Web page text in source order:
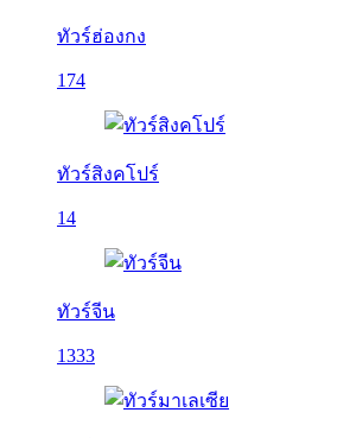
ทัวร์ฮ่องกง
174
ทัวร์สิงคโปร์
14
ทัวร์จีน
1333